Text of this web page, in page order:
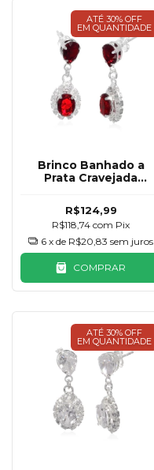
ATÉ 30% OFF
EM QUANTIDADE
Brinco Banhado a
Prata Cravejada
R$124,99
R$118,74com Pix
6 x de R$20,83 sem juros
COMPRAR
ATÉ 30% OFF
EM QUANTIDADE